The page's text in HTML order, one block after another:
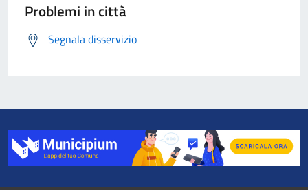
Problemi in città
Segnala disservizio